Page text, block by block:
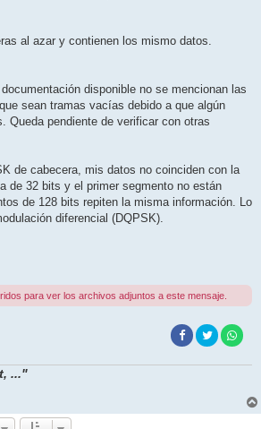
al azar y contienen los mismo datos.
disponible no se mencionan las
sean tramas vacías debido a que algún
Queda pendiente de verificar con otras
de cabecera, mis datos no coinciden con la
de 32 bits y el primer segmento no están
de 128 bits repiten la misma información. Lo
diferencial (DQPSK).
para ver los archivos adjuntos a este mensaje.
..."